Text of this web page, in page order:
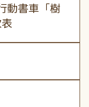
動書車「樹